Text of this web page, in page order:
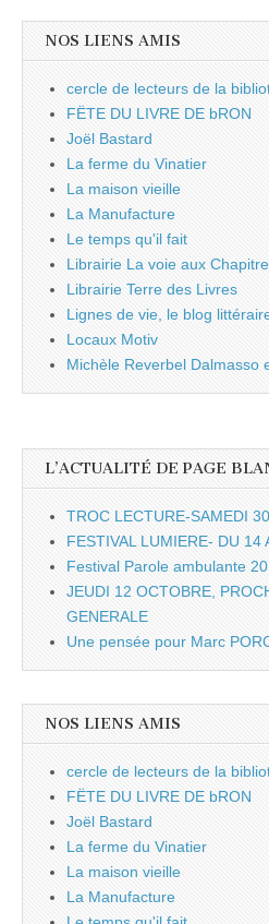
NOS LIENS AMIS
cercle de lecteurs de la
FËTE DU LIVRE DE bRON
Joël Bastard
La ferme du Vinatier
La maison vieille
La Manufacture
Le temps qu'il fait
Librairie La voie aux
Librairie Terre des Livres
Lignes de vie, le blog
Locaux Motiv
Michèle Reverbel Dalmasso
L’ACTUALITÉ DE PAGE
TROC LECTURE-SAMEDI
FESTIVAL LUMIERE- DU
Festival Parole ambulante
JEUDI 12 OCTOBRE,
GENERALE
Une pensée pour Marc
NOS LIENS AMIS
cercle de lecteurs de la
FËTE DU LIVRE DE bRON
Joël Bastard
La ferme du Vinatier
La maison vieille
La Manufacture